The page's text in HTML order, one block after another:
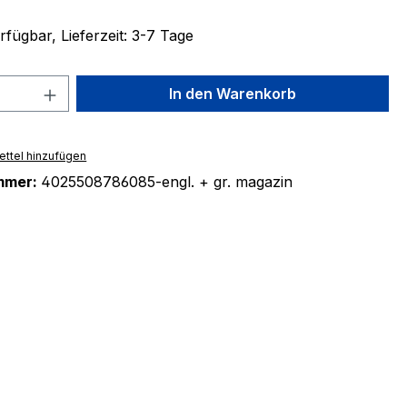
Lieferzeit: 3-7 Tage
Anzahl: Gib den gewünschten Wert
In den Warenkorb
hinzufügen
4025508786085-engl. + gr. magazin